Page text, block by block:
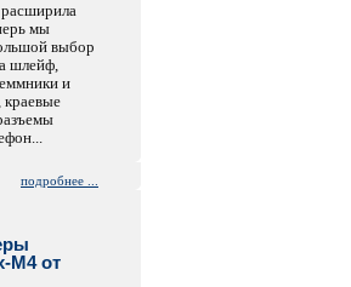
мы
выбор
шлейф,
и
краевые
подробнее ...
M4 от